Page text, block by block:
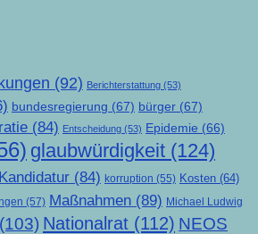
(92) Berichterstattung (53)
bundesregierung (67) bürger (67)
(84) Entscheidung (53) Epidemie (66)
glaubwürdigkeit (124)
Kandidatur (84) korruption (55) Kosten (64)
(57) Maßnahmen (89) Michael Ludwig
(103) Nationalrat (112) NEOS